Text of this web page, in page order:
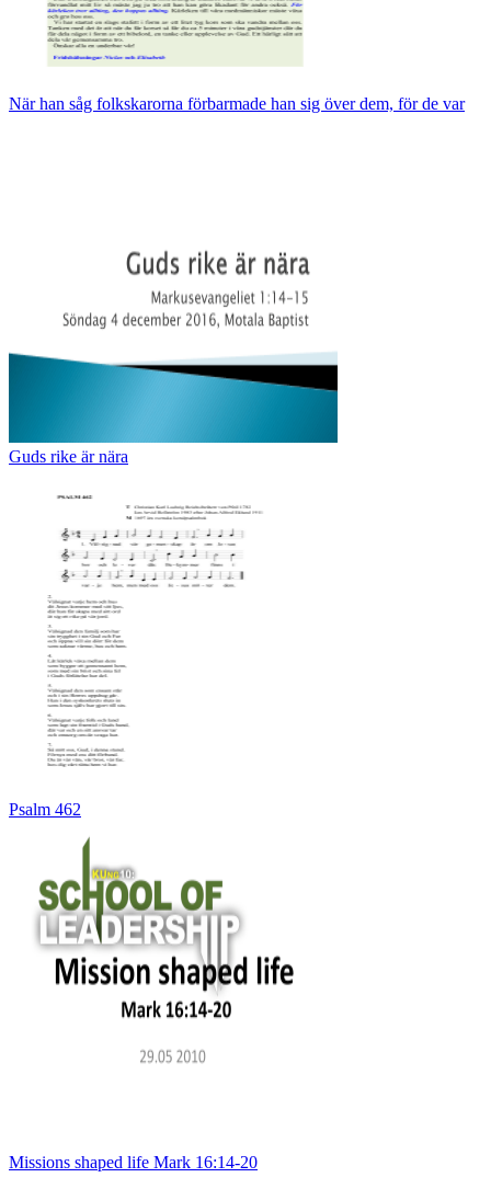
När han såg folkskarorna förbarmade han sig över dem, för de var
Guds rike är nära
Psalm 462
Missions shaped life Mark 16:14-20